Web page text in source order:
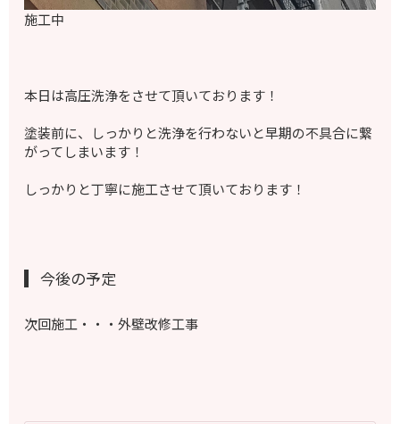
施工中
本日は高圧洗浄をさせて頂いております！
塗装前に、しっかりと洗浄を行わないと早期の不具合に繋
がってしまいます！
しっかりと丁寧に施工させて頂いております！
今後の予定
次回施工・・・外壁改修工事